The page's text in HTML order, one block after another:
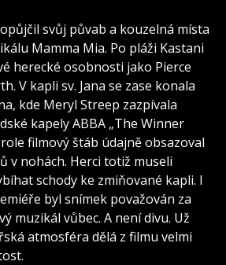
svůj půvab a kouzelná místa
Mamma Mia. Po pláži Kastani
herecké osobnosti jako Pierce
V kapli sv. Jana se zase konala
kde Meryl Streep zazpívala
kapely ABBA „The Winner
filmový štáb údajně obsazoval
v nohách. Herci totiž museli
schody ke zmiňované kapli. I
byl snímek považován za
muzikál vůbec. A není divu. Už
atmosféra dělá z filmu velmi